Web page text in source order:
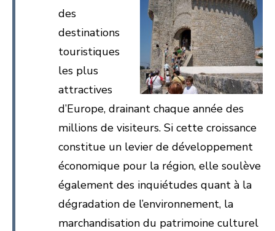
des
destinations
touristiques
les plus
attractives
d’Europe, drainant chaque année des
millions de visiteurs. Si cette croissance
constitue un levier de développement
économique pour la région, elle soulève
également des inquiétudes quant à la
dégradation de l’environnement, la
marchandisation du patrimoine culturel